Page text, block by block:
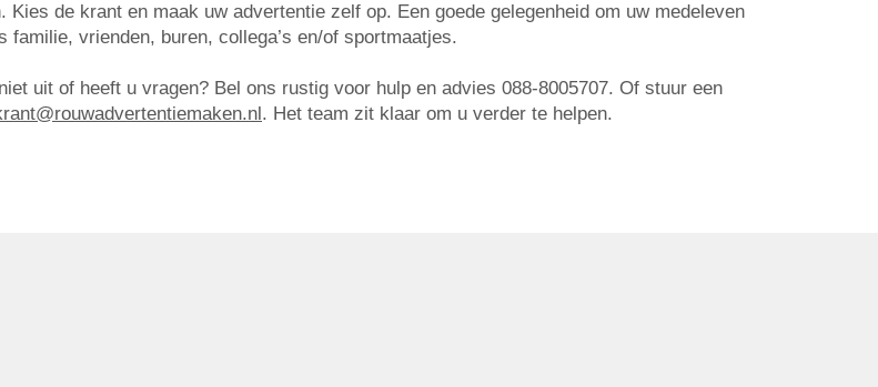
Kies de krant en maak uw advertentie zelf op. Een goede gelegenheid om uw medeleven
familie, vrienden, buren, collega’s en/of sportmaatjes.
uit of heeft u vragen? Bel ons rustig voor hulp en advies 088-8005707. Of stuur een
. Het team zit klaar om u verder te helpen.